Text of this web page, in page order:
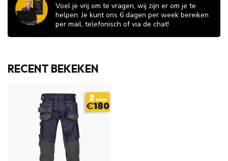
Voel je vrij om te vragen, wij zijn er om je te
helpen. Je kunt ons 6 dagen per week bereiken
per mail, telefonisch of via de chat!
RECENT BEKEKEN